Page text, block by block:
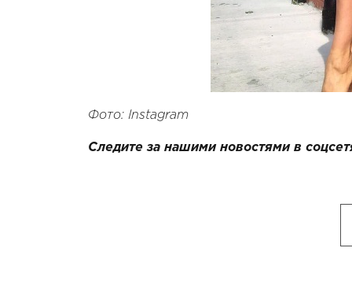
Фото: Instagram
Следите за нашими новостями в